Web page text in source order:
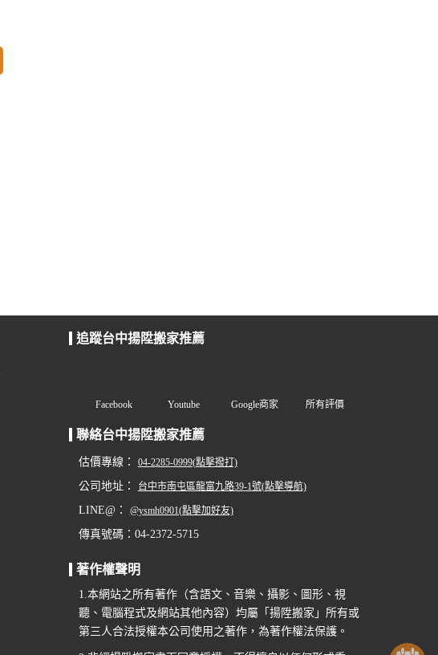
追蹤台中揚陞搬家推薦
Facebook Youtube Google商家 所有評價
聯絡台中揚陞搬家推薦
估價專線： 04-2285-0999(點擊撥打)
公司地址： 台中市南屯區龍富九路39-1號(點擊導航)
LINE@： @ysmh0901(點擊加好友)
傳真號碼：04-2372-5715
著作權聲明
1.本網站之所有著作（含語文、音樂、攝影、圖形、視
聽、電腦程式及網站其他內容）均屬「揚陞搬家」所有或
第三人合法授權本公司使用之著作，為著作權法保護。